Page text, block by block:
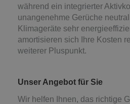
während ein integrierter
unangenehme Gerüche
Klimageräte sehr
amortisieren sich Ihre Kosten
weiterer Pluspunkt.
Unser Angebot für Sie
Wir helfen Ihnen, das richtige